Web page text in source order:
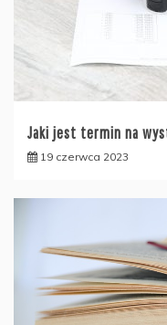
Jaki jest termin na
19 czerwca 2023